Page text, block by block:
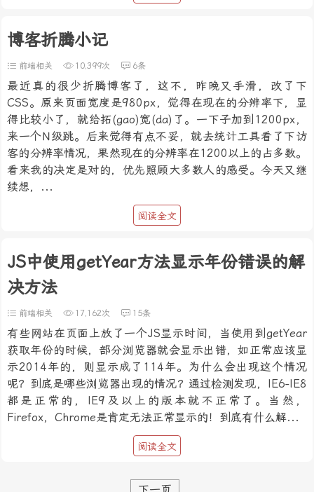
博客折腾小记
前端相关 10,399次 6条
最近真的很少折腾博客了，这不，昨晚又手滑，改了下
CSS。原来页面宽度是980px，觉得在现在的分辨率下，显
得比较小了，就给拓(gao)宽(da)了。一下子加到1200px，
来一个N级跳。后来觉得有点不妥，就去统计工具看了下访
客的分辨率情况，果然现在的分辨率在1200以上的占多数。
看来我的决定是对的，优先照顾大多数人的感受。今天又继
续想，...
阅读全文
JS中使用getYear方法显示年份错误的解
决方法
前端相关 17,162次 15条
有些网站在页面上放了一个JS显示时间，当使用到getYear
获取年份的时候，部分浏览器就会显示出错，如正常应该显
示2014年的，则显示成了114年。为什么会出现这个情况
呢？到底是哪些浏览器出现的情况？通过检测发现，IE6-IE8
都是正常的，IE9及以上的版本就不正常了。当然，
Firefox，Chrome是肯定无法正常显示的！到底有什么解...
阅读全文